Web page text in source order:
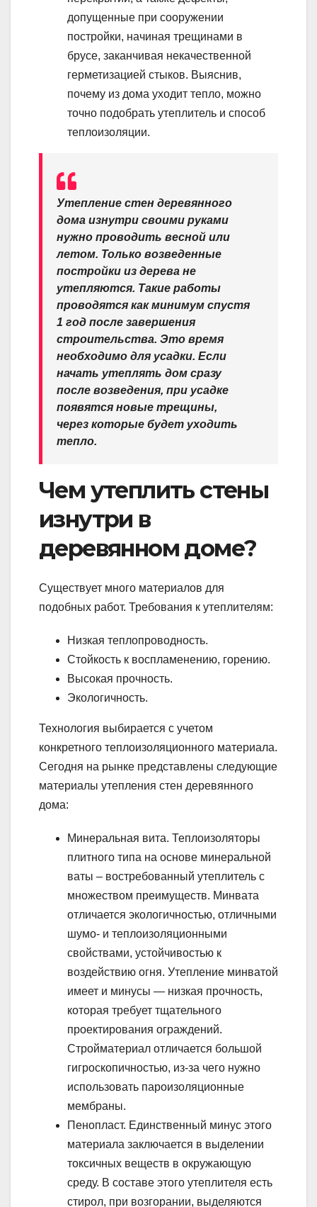
допущенные при сооружении
постройки, начиная трещинами в
брусе, заканчивая некачественной
герметизацией стыков. Выяснив,
почему из дома уходит тепло, можно
точно подобрать утеплитель и способ
теплоизоляции.
Утепление стен деревянного
дома изнутри своими руками
нужно проводить весной или
летом. Только возведенные
постройки из дерева не
утепляются. Такие работы
проводятся как минимум спустя
1 год после завершения
строительства. Это время
необходимо для усадки. Если
начать утеплять дом сразу
после возведения, при усадке
появятся новые трещины,
через которые будет уходить
тепло.
Чем утеплить стены
изнутри в
деревянном доме?
Существует много материалов для
подобных работ. Требования к утеплителям:
Низкая теплопроводность.
Стойкость к воспламенению, горению.
Высокая прочность.
Экологичность.
Технология выбирается с учетом
конкретного теплоизоляционного материала.
Сегодня на рынке представлены следующие
материалы утепления стен деревянного
дома:
Минеральная вита. Теплоизоляторы
плитного типа на основе минеральной
ваты – востребованный утеплитель с
множеством преимуществ. Минвата
отличается экологичностью, отличными
шумо- и теплоизоляционными
свойствами, устойчивостью к
воздействию огня. Утепление минватой
имеет и минусы — низкая прочность,
которая требует тщательного
проектирования ограждений.
Стройматериал отличается большой
гигроскопичностью, из-за чего нужно
использовать пароизоляционные
мембраны.
Пенопласт. Единственный минус этого
материала заключается в выделении
токсичных веществ в окружающую
среду. В составе этого утеплителя есть
стирол, при возгорании, выделяются